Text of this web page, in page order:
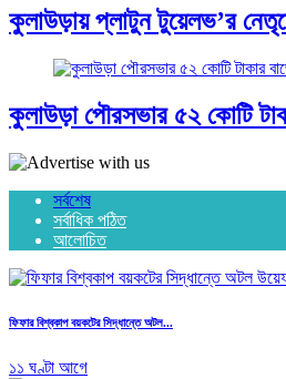
কুলাউড়ায় প্লাটুন টুয়েলভ’র
কুলাউড়া পৌরসভার ৫২ কোটি
সর্বশেষ
সর্বাধিক পঠিত
আলোচিত
ফিফার বিশ্বকাপ বয়কটের সিদ্ধান্তে অটল...
১১ ঘণ্টা আগে